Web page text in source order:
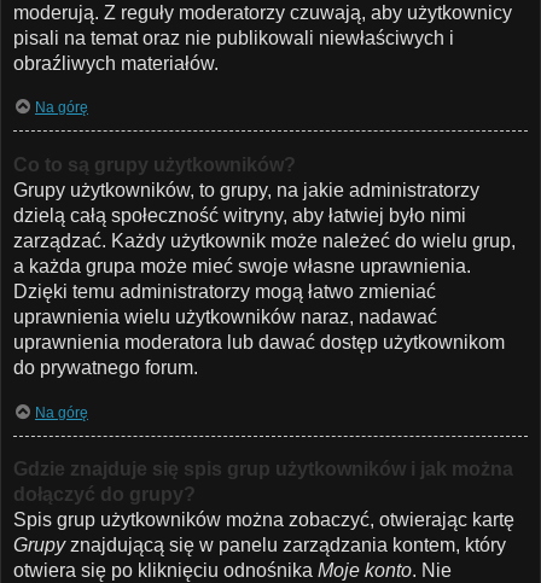
moderują. Z reguły moderatorzy czuwają, aby użytkownicy
pisali na temat oraz nie publikowali niewłaściwych i
obraźliwych materiałów.
Na górę
Co to są grupy użytkowników?
Grupy użytkowników, to grupy, na jakie administratorzy
dzielą całą społeczność witryny, aby łatwiej było nimi
zarządzać. Każdy użytkownik może należeć do wielu grup,
a każda grupa może mieć swoje własne uprawnienia.
Dzięki temu administratorzy mogą łatwo zmieniać
uprawnienia wielu użytkowników naraz, nadawać
uprawnienia moderatora lub dawać dostęp użytkownikom
do prywatnego forum.
Na górę
Gdzie znajduje się spis grup użytkowników i jak można
dołączyć do grupy?
Spis grup użytkowników można zobaczyć, otwierając kartę
Grupyznajdującą się w panelu zarządzania kontem, który
otwiera się po kliknięciu odnośnika Moje konto. Nie